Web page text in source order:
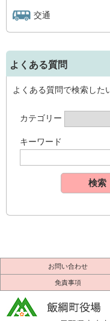
交通
よくある質問
よくある質問で検索した
カテゴリー
キーワード
お問い合わせ
免責事項